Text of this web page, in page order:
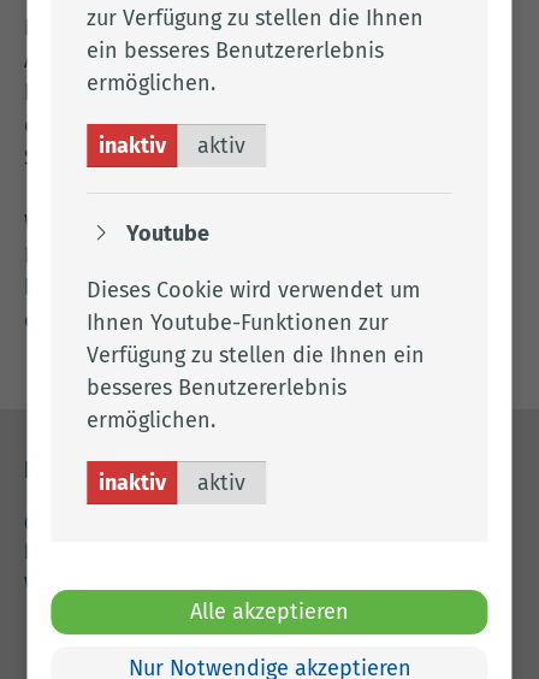
Rechtsgrundlage für die Verarbeitung ist Art. 6
Abs. 1 lit. f DSGVO (berechtigtes Interesse). Unser
berechtigtes Interesse liegt in der Sicherstellung
der Sicherheit unserer Website sowie dem
Schutz vor automatisierten Angriffen und Spam.
Weitere Informationen zum Datenschutz bei
Friendly Captcha findest du unter:
https://friendlycaptcha.com/de/legal/privacy-
end-users/
04471 15 0
www.lkclp.de
zur Verfügung zu stellen die Ihnen
ein besseres Benutzererlebnis
ermöglichen.
inaktiv aktiv
Youtube
Dieses Cookie wird verwendet um
Ihnen Youtube-Funktionen zur
Verfügung zu stellen die Ihnen ein
besseres Benutzererlebnis
ermöglichen.
inaktiv aktiv
Alle akzeptieren
Nur Notwendige akzeptieren